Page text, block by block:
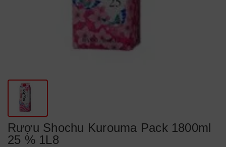
Rượu Shochu Kurouma Pack 1800ml
25 % 1L8